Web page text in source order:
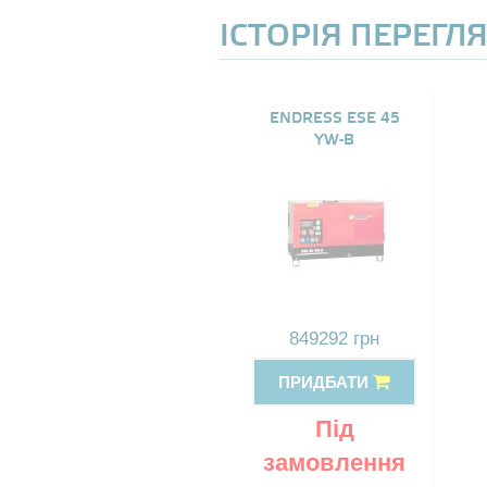
ІСТОРІЯ
ENDRESS ESE 45
YW-B
849292 грн
ПРИДБАТИ
Під
замовлення